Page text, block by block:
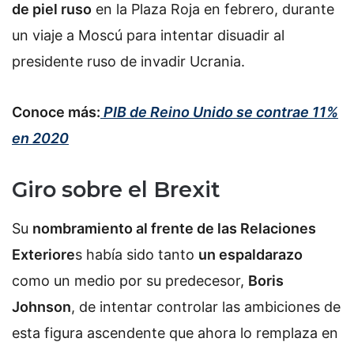
de piel ruso en la Plaza Roja en febrero, durante
un viaje a Moscú para intentar disuadir al
presidente ruso de invadir Ucrania.
Conoce más: PIB de Reino Unido se contrae 11%
en 2020
Giro sobre el Brexit
Su nombramiento al frente de las Relaciones
Exteriores había sido tanto un espaldarazo
como un medio por su predecesor, Boris
Johnson, de intentar controlar las ambiciones de
esta figura ascendente que ahora lo remplaza en